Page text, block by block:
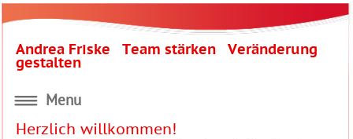
Andrea Friske Team stärken Veränderung
gestalten
Menu
Herzlich willkommen!